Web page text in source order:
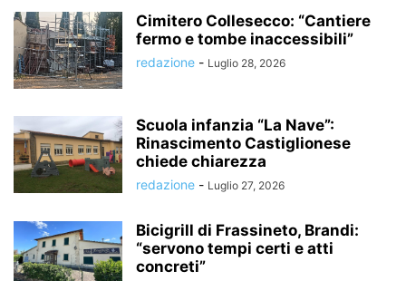
Cimitero Collesecco: “Cantiere
fermo e tombe inaccessibili”
redazione - Luglio 28, 2026
Scuola infanzia “La Nave”:
Rinascimento Castiglionese
chiede chiarezza
redazione - Luglio 27, 2026
Bicigrill di Frassineto, Brandi:
“servono tempi certi e atti
concreti”